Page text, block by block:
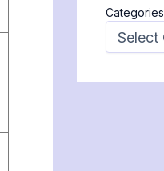
Categories